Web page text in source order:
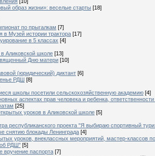
образ жизни»: веселые старты [18]
по прыгалкам [7]
в Музей истории трактора [17]
в 5 классах [4]
в Аликовской школе [13]
Дню матери [10]
(юридический) диктант [6]
РДШ [8]
школы посетили сельскохозяйственную академию [4]
аспектах прав человека и ребенка,
[25]
уроков в Аликовской школе [5]
республиканского проекта "Я выбираю спортивный
снятию блокады Ленинграда [4]
уроков, внеклассных мероприятий, мастер-классов
РДШ" [5]
вручение паспорта [7]